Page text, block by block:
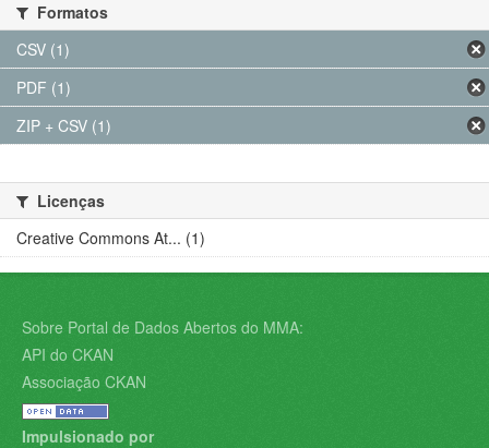
Formatos
CSV (1)
PDF (1)
ZIP + CSV (1)
Licenças
Creative Commons At... (1)
Sobre Portal de Dados Abertos do MMA:
API do CKAN
Associação CKAN
Impulsionado por